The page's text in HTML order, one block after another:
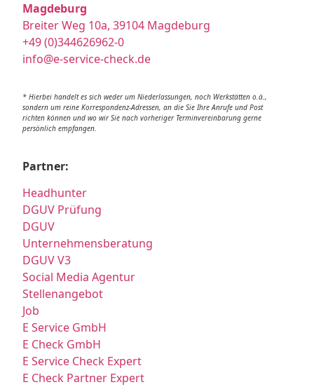
Magdeburg
Breiter Weg 10a, 39104 Magdeburg
+49 (0)344626962-0
info@e-service-check.de
* Hierbei handelt es sich weder um Niederlassungen, noch Werkstätten o.ä.,
sondern um reine Korrespondenz-Adressen, an die Sie Ihre Anrufe und Post
richten können und wo wir Sie nach vorheriger Terminvereinbarung gerne
persönlich empfangen.
Partner:
Headhunter
DGUV Prüfung
DGUV
Unternehmensberatung
DGUV V3
Social Media Agentur
Stellenangebot
Job
E Service GmbH
E Check GmbH
E Service Check Expert
E Check Partner Expert